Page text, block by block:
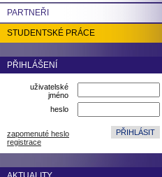
PARTNEŘI
STUDENTSKÉ PRÁCE
PŘIHLÁŠENÍ
uživatelské
jméno
heslo
zapomenuté heslo
registrace